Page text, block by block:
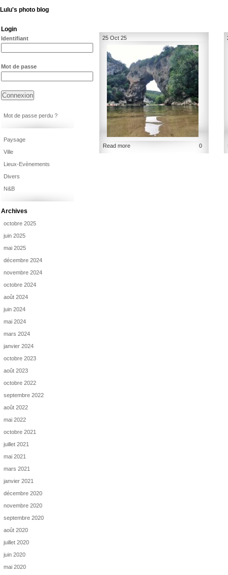
Lulu's photo blog
25 Oct 25
Read more 0
Login
Identifiant
Mot de passe
Mot de passe perdu ?
Paysage
Ville
Lieux-Evènements
Divers
N&B
Archives
octobre 2025
juin 2025
mai 2025
décembre 2024
novembre 2024
octobre 2024
août 2024
juin 2024
mai 2024
mars 2024
janvier 2024
octobre 2023
août 2023
octobre 2022
septembre 2022
août 2022
mai 2022
octobre 2021
juillet 2021
mai 2021
mars 2021
janvier 2021
décembre 2020
novembre 2020
septembre 2020
août 2020
juillet 2020
juin 2020
mai 2020